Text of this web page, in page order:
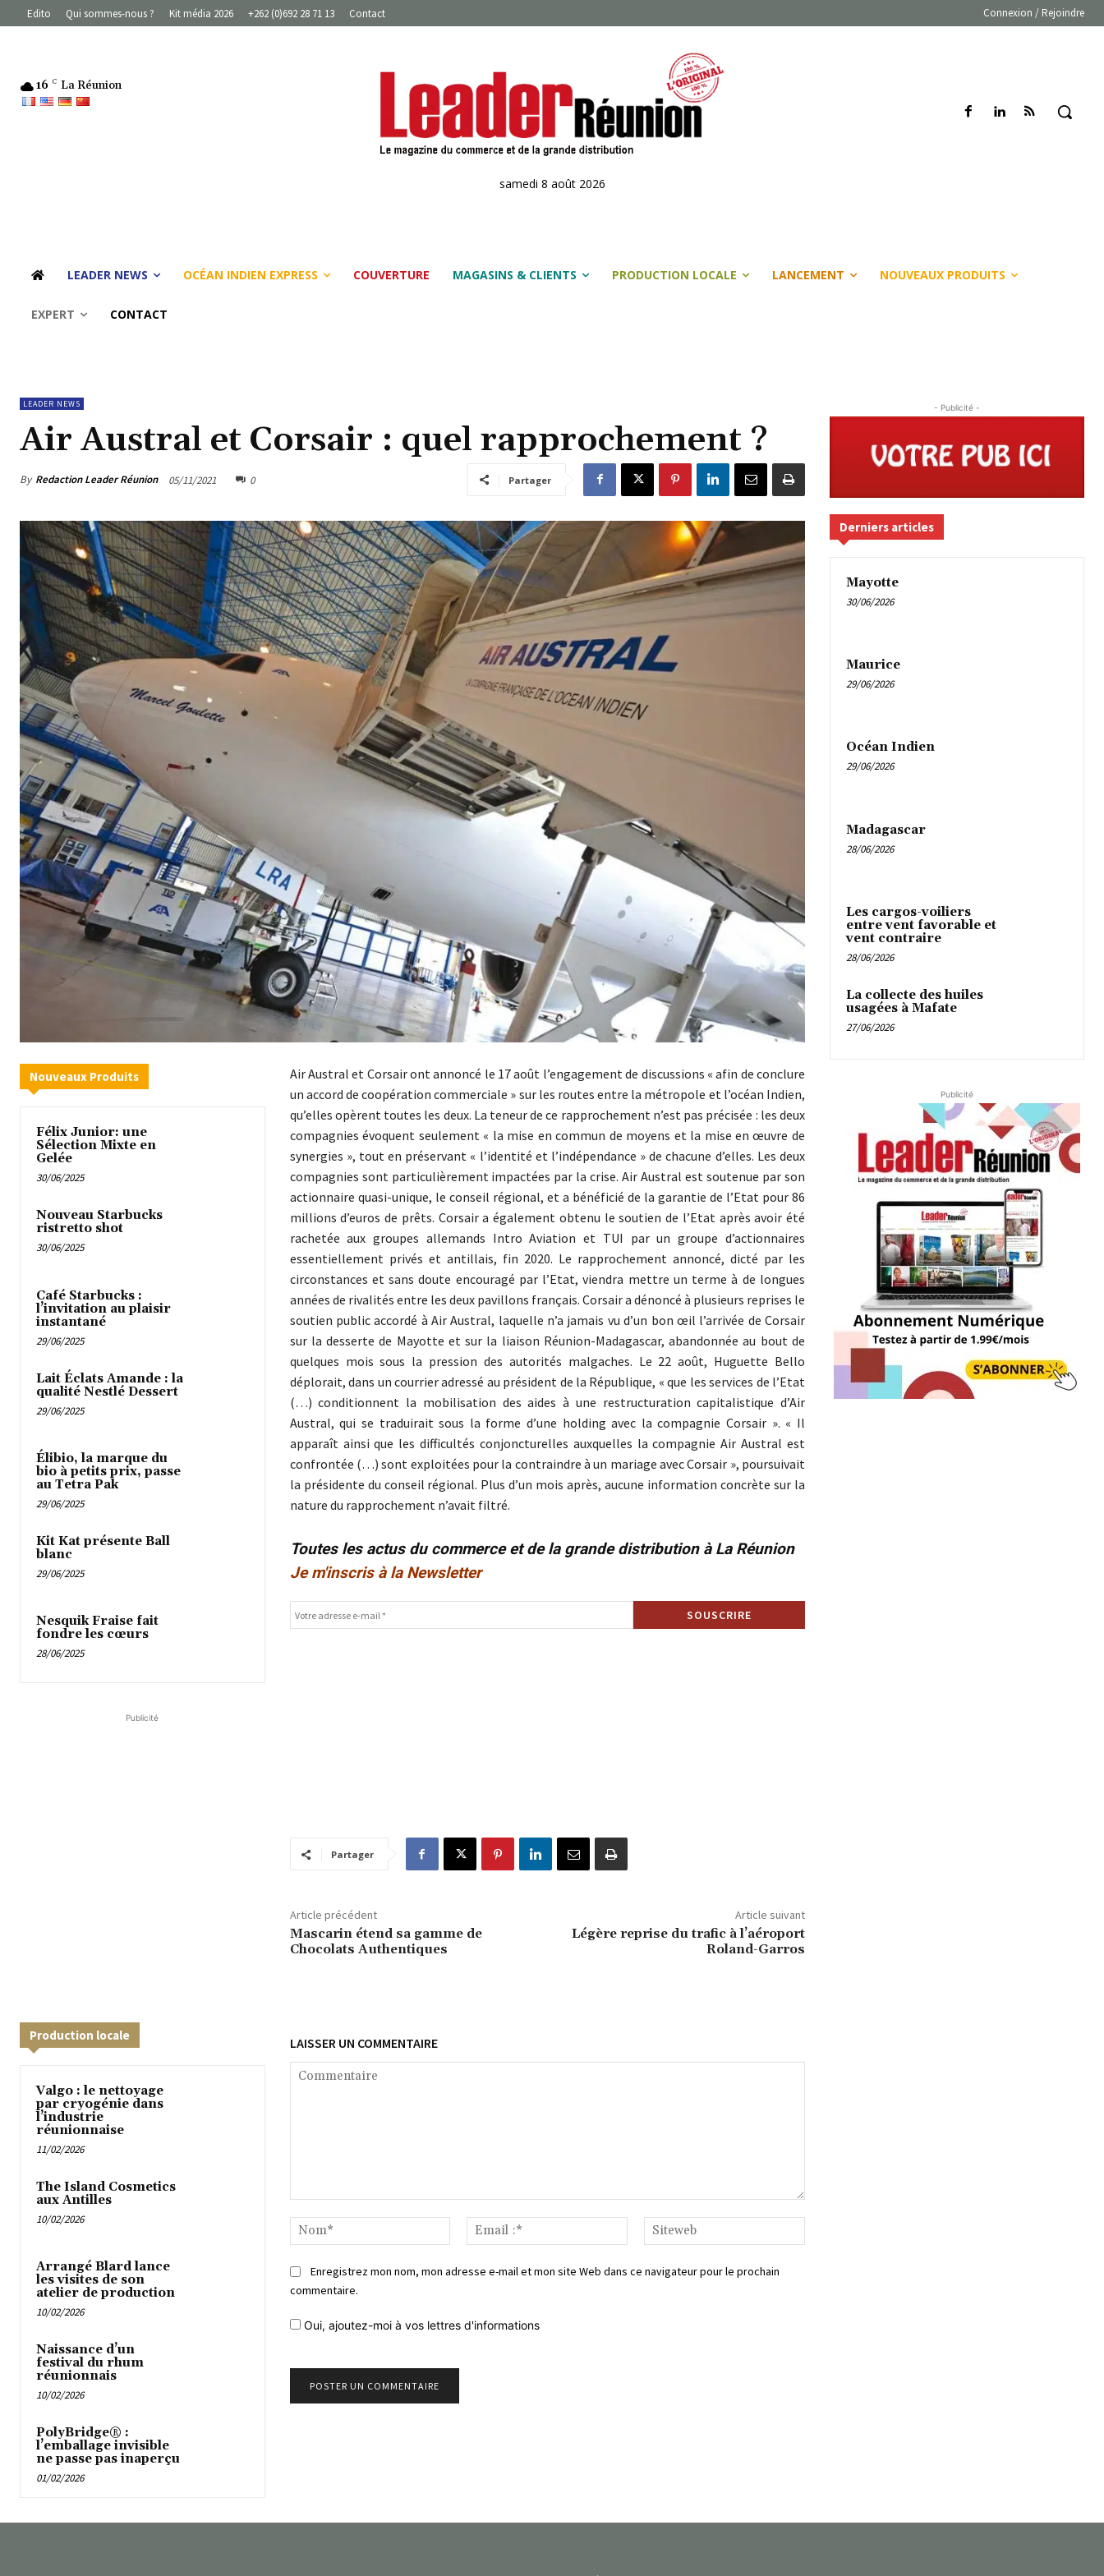
Edito Qui sommes-nous ? Kit média 2026 +262 (0)692 28 71 13 Contact Connexion / Rejoindre
16 C La Réunion
samedi 8 août 2026
LEADER NEWS OCÉAN INDIEN EXPRESS COUVERTURE MAGASINS & CLIENTS PRODUCTION LOCALE LANCEMENT NOUVEAUX PRODUITS
EXPERT CONTACT
LEADER NEWS
Air Austral et Corsair : quel rapprochement ?
By Redaction Leader Réunion 05/11/2021 0 Partager
Nouveaux Produits
Félix Junior: une
Sélection Mixte en
Gelée
30/06/2025
Nouveau Starbucks
ristretto shot
30/06/2025
Café Starbucks :
l’invitation au plaisir
instantané
29/06/2025
Lait Éclats Amande : la
qualité Nestlé Dessert
29/06/2025
Élibio, la marque du
bio à petits prix, passe
au Tetra Pak
29/06/2025
Kit Kat présente Ball
blanc
29/06/2025
Nesquik Fraise fait
fondre les cœurs
28/06/2025
Publicité
Air Austral et Corsair ont annoncé le 17 août l’engagement de discussions « afin de conclure
un accord de coopération commerciale » sur les routes entre la métropole et l’océan Indien,
qu’elles opèrent toutes les deux. La teneur de ce rapprochement n’est pas précisée : les deux
compagnies évoquent seulement « la mise en commun de moyens et la mise en œuvre de
synergies », tout en préservant « l’identité et l’indépendance » de chacune d’elles. Les deux
compagnies sont particulièrement impactées par la crise. Air Austral est soutenue par son
actionnaire quasi-unique, le conseil régional, et a bénéficié de la garantie de l’Etat pour 86
millions d’euros de prêts. Corsair a également obtenu le soutien de l’Etat après avoir été
rachetée aux groupes allemands Intro Aviation et TUI par un groupe d’actionnaires
essentiellement privés et antillais, fin 2020. Le rapprochement annoncé, dicté par les
circonstances et sans doute encouragé par l’Etat, viendra mettre un terme à de longues
années de rivalités entre les deux pavillons français. Corsair a dénoncé à plusieurs reprises le
soutien public accordé à Air Austral, laquelle n’a jamais vu d’un bon œil l’arrivée de Corsair
sur la desserte de Mayotte et sur la liaison Réunion-Madagascar, abandonnée au bout de
quelques mois sous la pression des autorités malgaches. Le 22 août, Huguette Bello
déplorait, dans un courrier adressé au président de la République, « que les services de l’Etat
(…) conditionnent la mobilisation des aides à une restructuration capitalistique d’Air
Austral, qui se traduirait sous la forme d’une holding avec la compagnie Corsair ». « Il
apparaît ainsi que les difficultés conjoncturelles auxquelles la compagnie Air Austral est
confrontée (…) sont exploitées pour la contraindre à un mariage avec Corsair », poursuivait
la présidente du conseil régional. Plus d’un mois après, aucune information concrète sur la
nature du rapprochement n’avait filtré.
Toutes les actus du commerce et de la grande distribution à La Réunion
Je m'inscris à la Newsletter
Partager
Article précédent
Mascarin étend sa gamme de
Chocolats Authentiques
Article suivant
Légère reprise du trafic à l’aéroport
Roland-Garros
Production locale
Valgo : le nettoyage
par cryogénie dans
l’industrie
réunionnaise
11/02/2026
The Island Cosmetics
aux Antilles
10/02/2026
Arrangé Blard lance
les visites de son
atelier de production
10/02/2026
Naissance d’un
festival du rhum
réunionnais
10/02/2026
PolyBridge® :
l’emballage invisible
ne passe pas inaperçu
01/02/2026
LAISSER UN COMMENTAIRE
Nom*
Email
:*
Enregistrez mon nom, mon adresse e-mail et mon site Web dans ce navigateur pour le prochain
commentaire.
Oui, ajoutez-moi à vos lettres d'informations
- Publicité -
Derniers articles
Mayotte
30/06/2026
Maurice
29/06/2026
Océan Indien
29/06/2026
Madagascar
28/06/2026
Les cargos-voiliers
entre vent favorable et
vent contraire
28/06/2026
La collecte des huiles
usagées à Mafate
27/06/2026
Publicité